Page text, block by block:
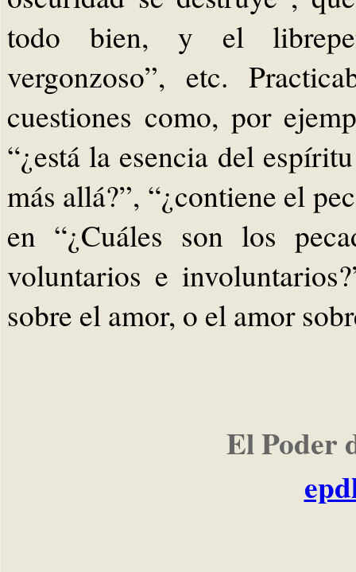
todo bien, y el
vergonzoso”, etc.
cuestiones como, por
“¿está la esencia del
más allá?”, “¿contiene el
en “¿Cuáles son los
voluntarios e
sobre el amor, o el amor
El Poder